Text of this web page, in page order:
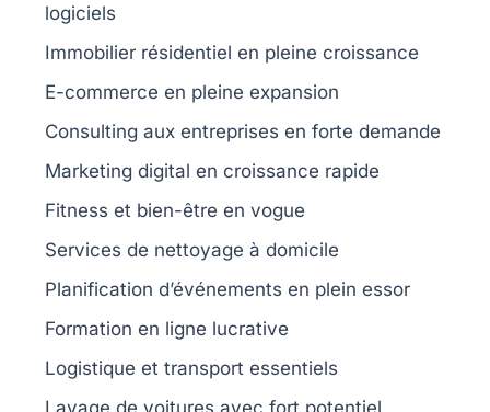
logiciels
Immobilier résidentiel en pleine croissance
E-commerce en pleine expansion
Consulting aux entreprises en forte demande
Marketing digital en croissance rapide
Fitness et bien-être en vogue
Services de nettoyage à domicile
Planification d’événements en plein essor
Formation en ligne lucrative
Logistique et transport essentiels
Lavage de voitures avec fort potentiel